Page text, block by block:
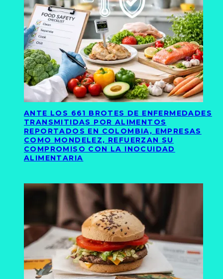
ANTE LOS 661 BROTES DE ENFERMEDADES
TRANSMITIDAS POR ALIMENTOS
REPORTADOS EN COLOMBIA, EMPRESAS
COMO MONDELEZ, REFUERZAN SU
COMPROMISO CON LA INOCUIDAD
ALIMENTARIA